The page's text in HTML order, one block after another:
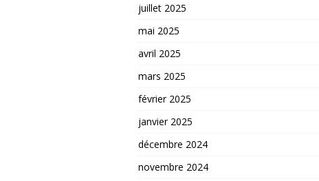
juillet 2025
mai 2025
avril 2025
mars 2025
février 2025
janvier 2025
décembre 2024
novembre 2024